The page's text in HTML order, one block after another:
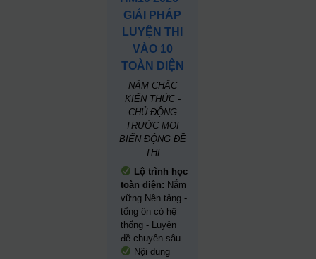
GIẢI PHÁP
LUYỆN THI
VÀO 10
TOÀN DIỆN
NẮM CHẮC
KIẾN THỨC -
CHỦ ĐỘNG
TRƯỚC MỌI
BIẾN ĐỘNG ĐỀ
THI
Lộ trình học
toàn diện: Nắm
vững Nền tảng -
tổng ôn có hệ
thống - Luyện
đề chuyên sâu
Nội dung